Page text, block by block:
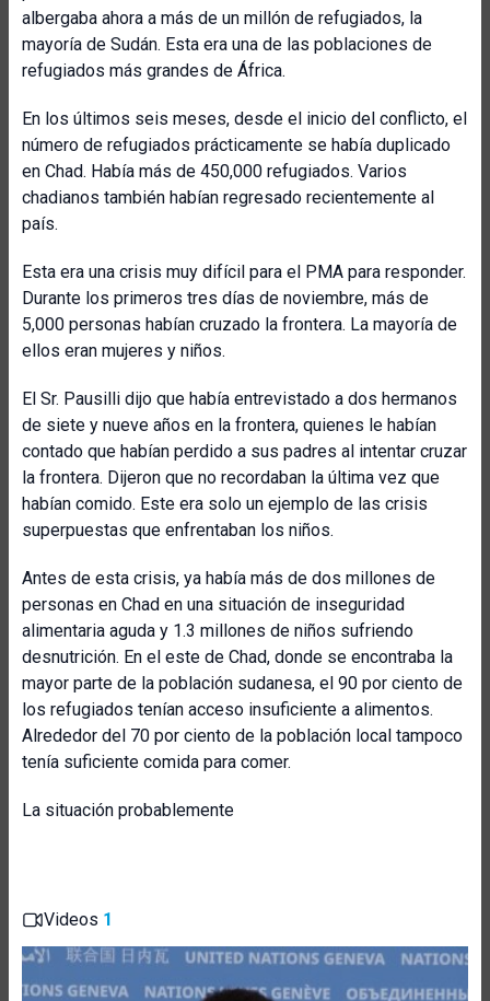
albergaba ahora a más de un millón de refugiados, la
mayoría de Sudán. Esta era una de las poblaciones de
refugiados más grandes de África.
En los últimos seis meses, desde el inicio del conflicto, el
número de refugiados prácticamente se había duplicado
en Chad. Había más de 450,000 refugiados. Varios
chadianos también habían regresado recientemente al
país.
Esta era una crisis muy difícil para el PMA para responder.
Durante los primeros tres días de noviembre, más de
5,000 personas habían cruzado la frontera. La mayoría de
ellos eran mujeres y niños.
El Sr. Pausilli dijo que había entrevistado a dos hermanos
de siete y nueve años en la frontera, quienes le habían
contado que habían perdido a sus padres al intentar cruzar
la frontera. Dijeron que no recordaban la última vez que
habían comido. Este era solo un ejemplo de las crisis
superpuestas que enfrentaban los niños.
Antes de esta crisis, ya había más de dos millones de
personas en Chad en una situación de inseguridad
alimentaria aguda y 1.3 millones de niños sufriendo
desnutrición. En el este de Chad, donde se encontraba la
mayor parte de la población sudanesa, el 90 por ciento de
los refugiados tenían acceso insuficiente a alimentos.
Alrededor del 70 por ciento de la población local tampoco
tenía suficiente comida para comer.
La situación probablemente
Videos 1